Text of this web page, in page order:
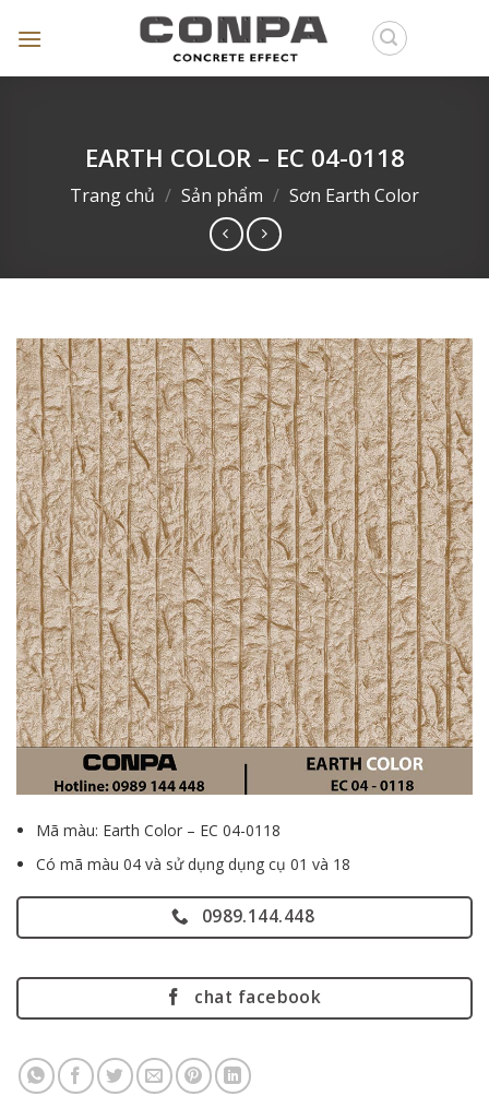
EARTH COLOR – EC 04-0118
Trang chủ / Sản phẩm / Sơn Earth Color
Mã màu: Earth Color – EC 04-0118
Có mã màu 04 và sử dụng dụng cụ 01 và 18
0989.144.448
chat facebook